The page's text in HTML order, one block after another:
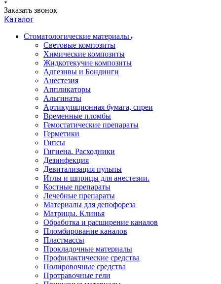
Заказать звонок
Каталог
Стоматологические материалы
Световые композиты
Химические композиты
Жидкотекучие композиты
Адгезивы и Бондинги
Анестезия
Аппликаторы
Альгинаты
Артикуляционная бумага, спреи
Временные пломбы
Гемостатические препараты
Герметики
Гипсы
Гигиена. Расходники
Дезинфекция
Девитализация пульпы
Иглы и шприцы для анестезии.
Костные препараты
Лечебные препараты
Материалы для депофореза
Матрицы. Клинья
Обработка и расширение каналов
Пломбирование каналов
Пластмассы
Прокладочные материалы
Профилактические средства
Полировочные средства
Протравочные гели